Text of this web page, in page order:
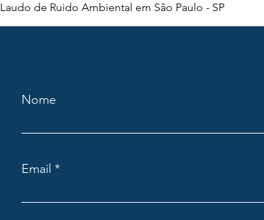
Laudo de Ruido Ambiental em São Paulo - SP
Nome
Email